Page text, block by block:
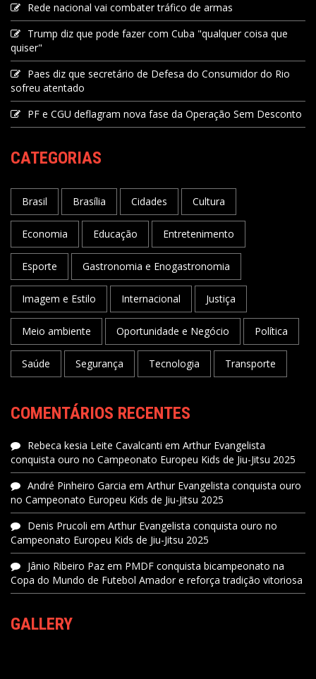
Rede nacional vai combater tráfico de armas
Trump diz que pode fazer com Cuba "qualquer coisa que
quiser"
Paes diz que secretário de Defesa do Consumidor do Rio
sofreu atentado
PF e CGU deflagram nova fase da Operação Sem Desconto
CATEGORIAS
Brasil Brasília Cidades Cultura
Economia Educação Entretenimento
Esporte Gastronomia e Enogastronomia
Imagem e Estilo Internacional Justiça
Meio ambiente Oportunidade e Negócio Política
Saúde Segurança Tecnologia Transporte
COMENTÁRIOS RECENTES
Rebeca kesia Leite Cavalcanti em Arthur Evangelista
conquista ouro no Campeonato Europeu Kids de Jiu-Jitsu 2025
André Pinheiro Garcia em Arthur Evangelista conquista ouro
no Campeonato Europeu Kids de Jiu-Jitsu 2025
Denis Prucoli em Arthur Evangelista conquista ouro no
Campeonato Europeu Kids de Jiu-Jitsu 2025
Jânio Ribeiro Paz em PMDF conquista bicampeonato na
Copa do Mundo de Futebol Amador e reforça tradição vitoriosa
GALLERY